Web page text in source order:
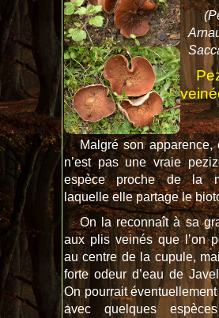
Malgré son apparence,
n’est pas une vraie
espèce proche de la
laquelle elle partage le
On la reconnaît à sa
aux plis veinés que l’on
au centre de la cupule,
forte odeur d’eau de
On pourrait
avec quelques